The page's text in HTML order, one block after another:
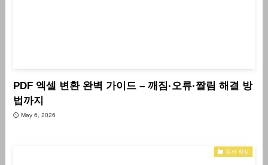
PDF 엑셀 변환 완벽 가이드 – 깨짐·오류·짤림 해결 방
법까지
May 6, 2026
문서 작성